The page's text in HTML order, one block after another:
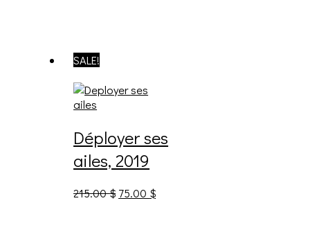
SALE!
Déployer ses
ailes, 2019
215.00$ 75.00 $